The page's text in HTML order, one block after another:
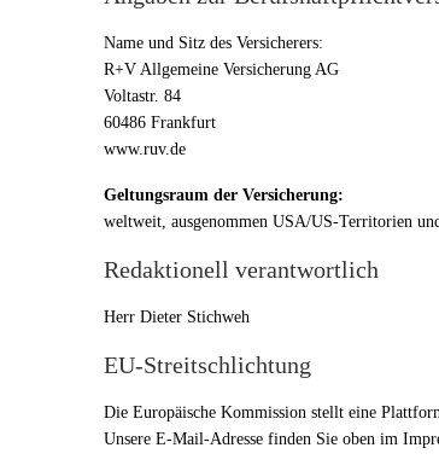
Name und Sitz des Versicherers:
R+V Allgemeine Versicherung AG
Voltastr. 84
60486 Frankfurt
www.ruv.de
Geltungsraum der Versicherung:
weltweit, ausgenommen USA/US-Territorien
Redaktionell verantwortlich
Herr Dieter Stichweh
EU-Streitschlichtung
Die Europäische Kommission stellt eine
Unsere E-Mail-Adresse finden Sie oben im